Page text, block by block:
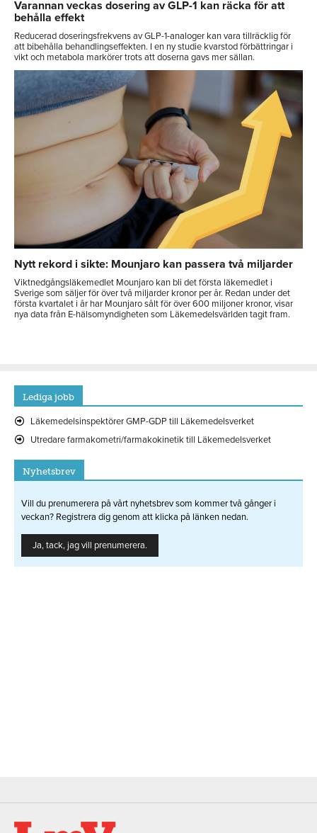
Varannan veckas dosering av GLP-1 kan räcka för att
behålla effekt
Reducerad doseringsfrekvens av GLP-1-analoger kan vara tillräcklig för
att bibehålla behandlingseffekten. I en ny studie kvarstod förbättringar i
vikt och metabola markörer trots att doserna gavs mer sällan.
Nytt rekord i sikte: Mounjaro kan passera två miljarder
Viktnedgångsläkemedlet Mounjaro kan bli det första läkemedlet i
Sverige som säljer för över två miljarder kronor per år. Redan under det
första kvartalet i år har Mounjaro sålt för över 600 miljoner kronor, visar
nya data från E-hälsomyndigheten som Läkemedelsvärlden tagit fram.
Lediga jobb
Läkemedelsinspektörer GMP-GDP till Läkemedelsverket
Utredare farmakometri/farmakokinetik till Läkemedelsverket
Nyhetsbrev
Vill du prenumerera på vårt nyhetsbrev som kommer två gånger i
veckan? Registrera dig genom att klicka på länken nedan.
Ja, tack, jag vill prenumerera.